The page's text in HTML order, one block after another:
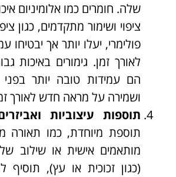
שלה. חומרים כמו אלומיניום
ציפוי ושימור מתקדמים, כגון
פולימרי, יעלו יותר אך יבטיחו
לאורך זמן. גימורים באיכות
הם עמידות טובה יותר בפני
ושמירה על מראה חדש לאורך
תוספות עיצוביות
תוספת מיוחדת, כמו תאורה
מותאמים אישית או שילוב
(כגון זכוכית או עץ), תוסיף